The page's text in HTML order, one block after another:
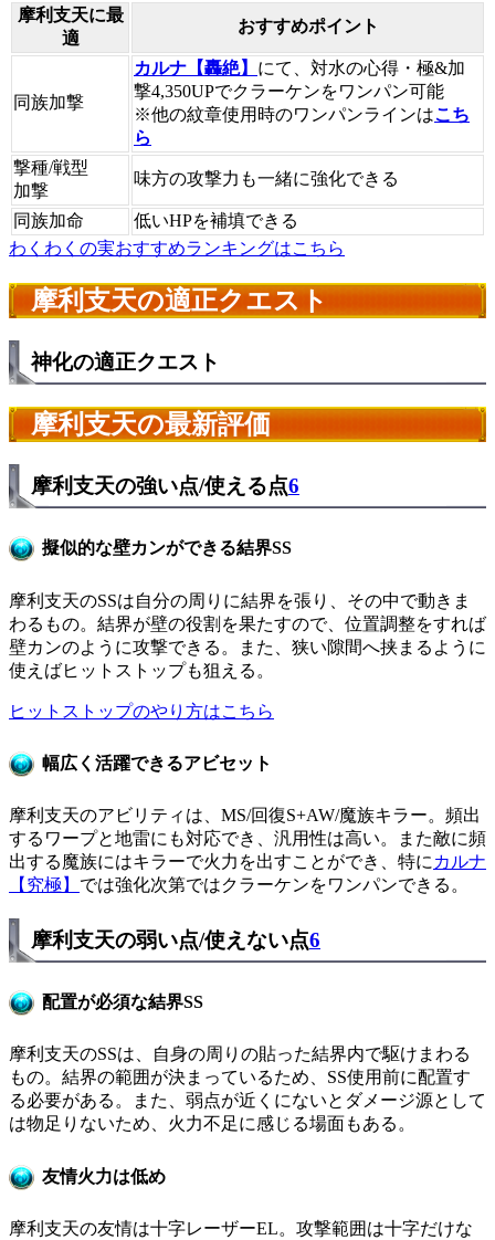
摩利支天に最
適
おすすめポイント
同族加撃
カルナ【轟絶】 にて、対水の心得・極&加
撃4,350UPでクラーケンをワンパン可能
※他の紋章使用時のワンパンラインはこち
ら
撃種/戦型
加撃
味方の攻撃力も一緒に強化できる
同族加命
低いHPを補填できる
わくわくの実おすすめランキングはこちら
摩利支天の適正クエスト
神化の適正クエスト
摩利支天の最新評価
摩利支天の強い点/使える点6
擬似的な壁カンができる結界SS
摩利支天のSSは自分の周りに結界を張り、その中で動きま
わるもの。結界が壁の役割を果たすので、位置調整をすれば
壁カンのように攻撃できる。また、狭い隙間へ挟まるように
使えばヒットストップも狙える。
ヒットストップのやり方はこちら
幅広く活躍できるアビセット
摩利支天のアビリティは、MS/回復S+AW/魔族キラー。頻出
するワープと地雷にも対応でき、汎用性は高い。また敵に頻
出する魔族にはキラーで火力を出すことができ、特に カルナ
【究極】 では強化次第ではクラーケンをワンパンできる。
摩利支天の弱い点/使えない点6
配置が必須な結界SS
摩利支天のSSは、自身の周りの貼った結界内で駆けまわる
もの。結界の範囲が決まっているため、SS使用前に配置す
る必要がある。また、弱点が近くにないとダメージ源として
は物足りないため、火力不足に感じる場面もある。
友情火力は低め
摩利支天の友情は十字レーザーEL。攻撃範囲は十字だけな